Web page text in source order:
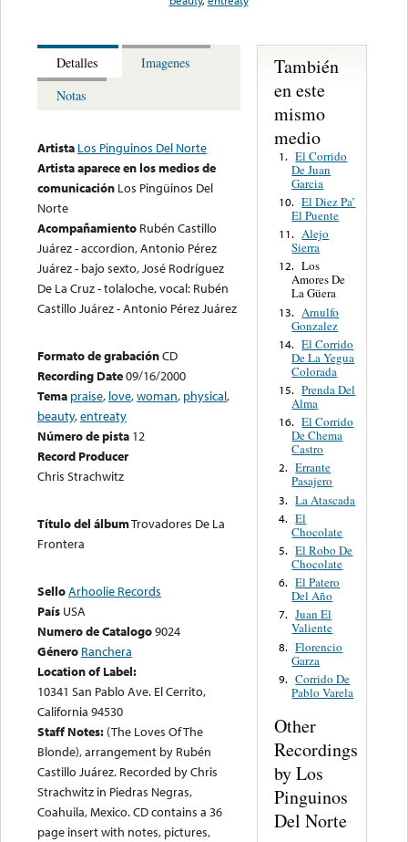
Detalles
Imagenes
Notas
Artista Los Pinguinos Del Norte
Artista aparece en los medios de
comunicación Los Pingüinos Del
Norte
Acompañamiento Rubén Castillo
Juárez - accordion, Antonio Pérez
Juárez - bajo sexto, José Rodríguez
De La Cruz - tolaloche, vocal: Rubén
Castillo Juárez - Antonio Pérez Juárez
Formato de grabaciónCD
Recording Date09/16/2000
Tema praise, love,woman, physical,
beauty,entreaty
Número de pista 12
Record Producer
Chris Strachwitz
Título del álbumTrovadores De La
Frontera
SelloArhoolie Records
País USA
Numero de Catalogo9024
Género Ranchera
Location of Label:
10341 San Pablo Ave. El Cerrito,
California 94530
Staff Notes: (The Loves Of The
Blonde), arrangement by Rubén
Castillo Juárez. Recorded by Chris
Strachwitz in Piedras Negras,
Coahuila, Mexico. CD contains a 36
page insert with notes, pictures,
También
en este
mismo
medio
1. El Corrido
De Juan
Garcia
10. El Diez Pa’
El Puente
11. Alejo
Sierra
12. Los
Amores De
La Güera
13. Arnulfo
Gonzalez
14. El Corrido
De La Yegua
Colorada
15. Prenda Del
Alma
16. El Corrido
De Chema
Castro
2. Errante
Pasajero
3. La Atascada
4. El
Chocolate
5. El Robo De
Chocolate
6. El Patero
Del Año
7. Juan El
Valiente
8. Florencio
Garza
9. Corrido De
Pablo Varela
Other
Recordings
by Los
Pinguinos
Del Norte